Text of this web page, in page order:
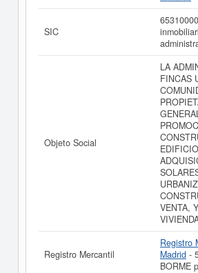
SIC
Objeto Social
LA
FINCAS
VENTA,
Registro Mercantil
Registro
Madrid -
BORME